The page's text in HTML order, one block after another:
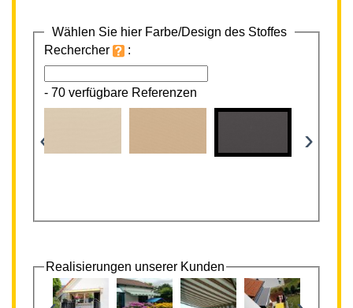
Wählen Sie hier Farbe/Design des Stoffes
Rechercher
:
- 70 verfügbare Referenzen
‹ ›
Realisierungen unserer Kunden